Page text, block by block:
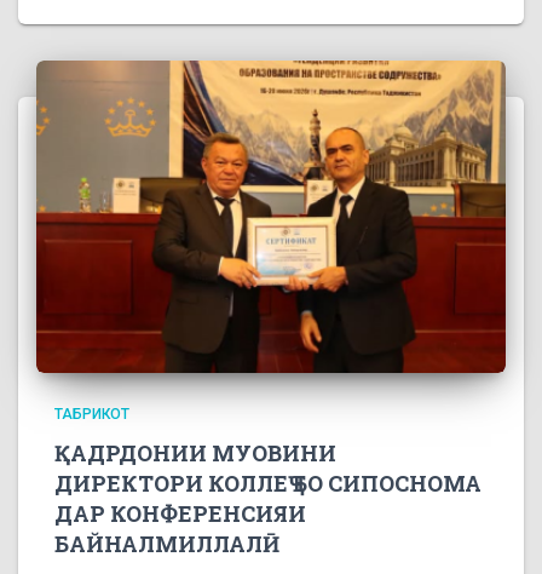
ТАБРИКОТ
ҚАДРДОНИИ МУОВИНИ
ДИРЕКТОРИ КОЛЛЕҶ БО СИПОСНОМА
ДАР КОНФЕРЕНСИЯИ
БАЙНАЛМИЛЛАЛӢ